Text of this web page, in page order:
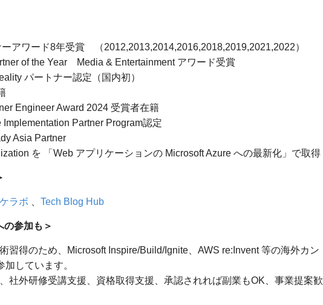
ーアワード8年受賞 （2012,2013,2014,2016,2018,2019,2021,2022）
of the Year Media & Entertainment アワード受賞
パートナー認定（国内初）
Engineer Award 2024 受賞者在籍
Partner Program認定
Asia Partner
を 「Web アプリケーションの Microsoft Azure への最新化」で取得
ラボ Tech Blog Hub
の参加も＞
習得のため、Microsoft Inspire/Build/Ignite、AWS re:Invent 等の海外カン
しています。
社外研修受講支援、資格取得支援、承認されれば副業もOK、事業提案歓